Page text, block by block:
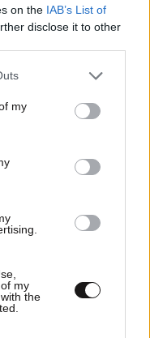
on the IAB’s List of
disclose it to other
one or more Google
You may click to
third-party tags to
in below Google
my
my
the
με καμία άλλη
στο
Google News
ειδήσεις